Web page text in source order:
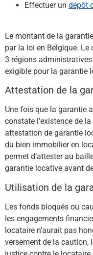
Effectuer un dépôt
Le montant de la
par la loi en Belgique. Le
3 régions
exigible pour la garantie
Attestation de la
Une fois que la garantie
constate l’existence de
attestation de garantie
du bien immobilier en
permet d’attester au
garantie locative avant
Utilisation de la
Les fonds bloqués ou
les engagements
locataire n’aurait pas
versement de la caution,